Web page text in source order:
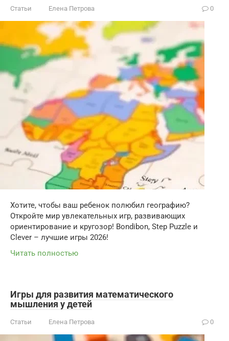
Статьи Елена Петрова 0
Хотите, чтобы ваш ребенок полюбил географию?
Откройте мир увлекательных игр, развивающих
ориентирование и кругозор! Bondibon, Step Puzzle и
Clever – лучшие игры 2026!
Читать полностью
Игры для развития математического
мышления у детей
Статьи Елена Петрова 0